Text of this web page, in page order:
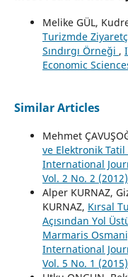
Melike GÜL,
Turizmde
Sındırgı Örneği ,
Economic
Similar Articles
Mehmet
ve Elektronik Tatil
International
Vol. 2 No. 2
Alper KURNAZ,
KURNAZ, Kırsal
Açısından Yol
Marmaris
International
Vol. 5 No. 1